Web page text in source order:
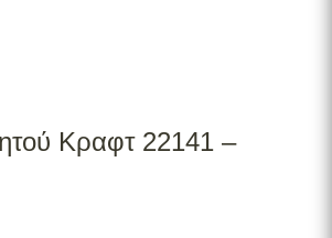
Κραφτ 22141 –